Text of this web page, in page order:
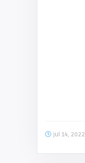
jul 14, 2022